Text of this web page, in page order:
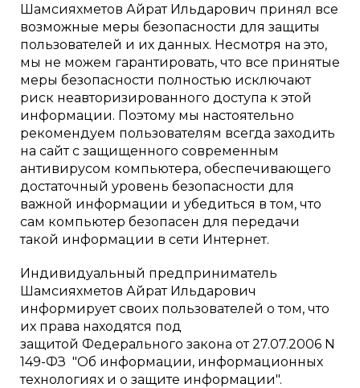
Шамсияхметов Айрат Ильдарович принял все
возможные меры безопасности для защиты
пользователей и их данных. Несмотря на это,
мы не можем гарантировать, что все принятые
меры безопасности полностью исключают
риск неавторизированного доступа к этой
информации. Поэтому мы настоятельно
рекомендуем пользователям всегда заходить
на сайт с защищенного современным
антивирусом компьютера, обеспечивающего
достаточный уровень безопасности для
важной информации и убедиться в том, что
сам компьютер безопасен для передачи
такой информации в сети Интернет.
Индивидуальный предприниматель
Шамсияхметов Айрат Ильдарович
информирует своих пользователей о том, что
их права находятся под
защитой Федерального закона от 27.07.2006 N
149-ФЗ "Об информации, информационных
технологиях и о защите информации".